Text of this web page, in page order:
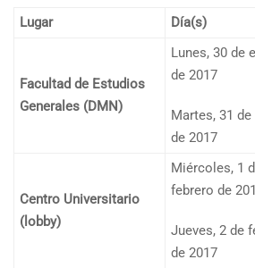
Lugar Día(s)
Facultad de Estudios
Generales (DMN)
Lunes, 30 de
de 2017
Martes, 31 de
de 2017
Centro Universitario
(lobby)
Miércoles, 1
febrero de
Jueves, 2 de
de 2017